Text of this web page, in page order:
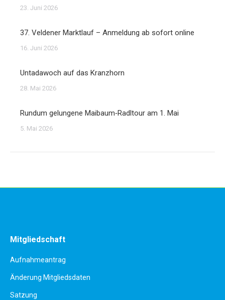
23. Juni 2026
37. Veldener Marktlauf – Anmeldung ab sofort online
16. Juni 2026
Untadawoch auf das Kranzhorn
28. Mai 2026
Rundum gelungene Maibaum‑Radltour am 1. Mai
5. Mai 2026
Mitgliedschaft
Aufnahmeantrag
Änderung Mitgliedsdaten
Satzung